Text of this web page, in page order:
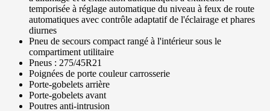
temporisée à réglage automatique du niveau à feux de route
automatiques avec contrôle adaptatif de l'éclairage et phares
diurnes
Pneu de secours compact rangé à l'intérieur sous le
compartiment utilitaire
Pneus : 275/45R21
Poignées de porte couleur carrosserie
Porte-gobelets arrière
Porte-gobelets avant
Poutres anti-intrusion